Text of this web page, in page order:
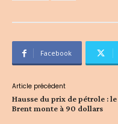
Facebook
Article précédent
Hausse du prix de pétrole : le
Brent monte à 90 dollars